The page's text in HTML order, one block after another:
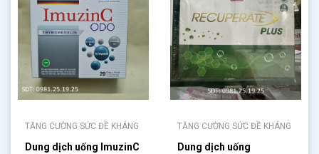
TĂNG CƯỜNG SỨC ĐỀ KHÁNG
Dung dịch uống ImuzinC
TĂNG CƯỜNG SỨC ĐỀ KHÁNG
Dung dịch uống